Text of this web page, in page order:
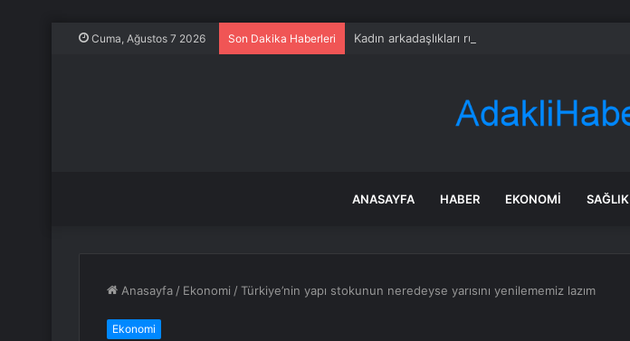
Cuma, Ağustos 7 2026 Son Dakika Haberleri Kadın arkadaşlıkları ruh sağlığını güçlendiriyor
ANASAYFA HABER EKONOMI SAĞLIK
Anasayfa / Ekonomi /Türkiye’nin yapı stokunun neredeyse yarısını yenilememiz lazım
Ekonomi